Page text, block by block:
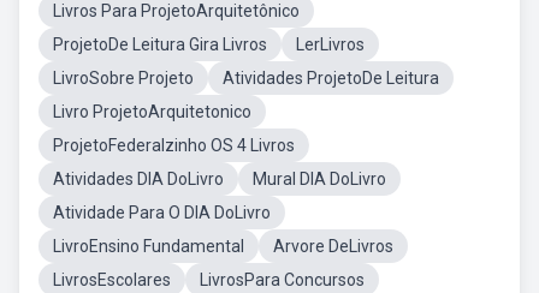
Livros Para ProjetoArquitetônico
ProjetoDe Leitura Gira Livros
LerLivros
LivroSobre Projeto
Atividades ProjetoDe Leitura
Livro ProjetoArquitetonico
ProjetoFederalzinho OS 4 Livros
Atividades DIA DoLivro
Mural DIA DoLivro
Atividade Para O DIA DoLivro
LivroEnsino Fundamental
Arvore DeLivros
LivrosEscolares
LivrosPara Concursos